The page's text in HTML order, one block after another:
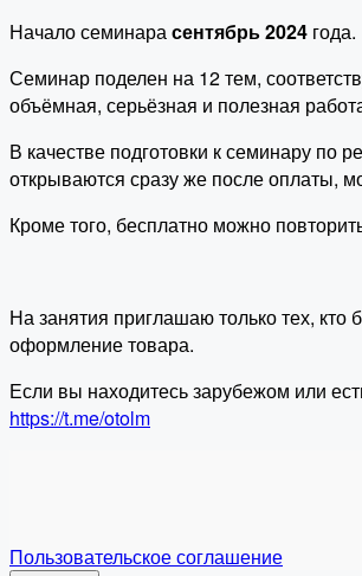
Начало семинарасентябрь 2024 года.
Семинар поделен на 12 тем,
объёмная, серьёзная и полезная
В качестве подготовки к семинару по
открываются сразу же после оплаты,
Кроме того, бесплатно можно
На занятия приглашаю только тех,
оформление товара.
Если вы находитесь зарубежом или
https://t.me/otolm
Пользовательское соглашение